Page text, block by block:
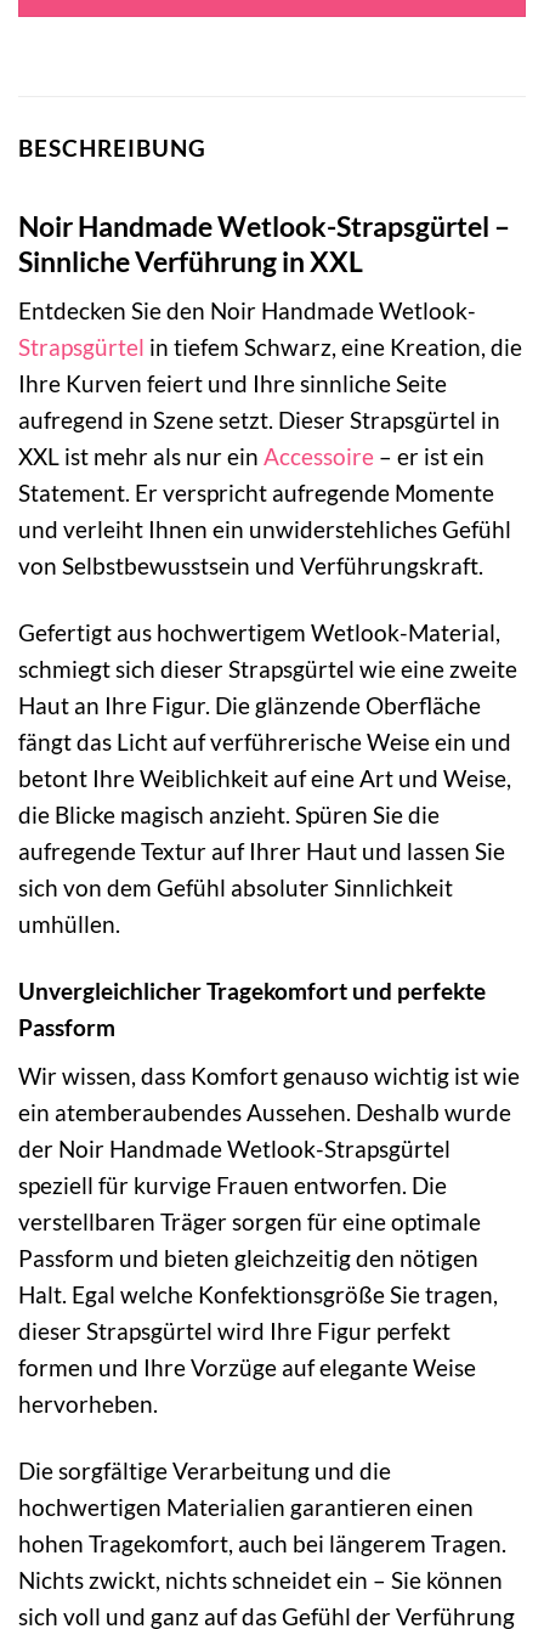
BESCHREIBUNG
Noir Handmade Wetlook-Strapsgürtel –
Sinnliche Verführung in XXL
Entdecken Sie den Noir Handmade Wetlook-
Strapsgürtel in tiefem Schwarz, eine Kreation, die
Ihre Kurven feiert und Ihre sinnliche Seite
aufregend in Szene setzt. Dieser Strapsgürtel in
XXL ist mehr als nur ein Accessoire – er ist ein
Statement. Er verspricht aufregende Momente
und verleiht Ihnen ein unwiderstehliches Gefühl
von Selbstbewusstsein und Verführungskraft.
Gefertigt aus hochwertigem Wetlook-Material,
schmiegt sich dieser Strapsgürtel wie eine zweite
Haut an Ihre Figur. Die glänzende Oberfläche
fängt das Licht auf verführerische Weise ein und
betont Ihre Weiblichkeit auf eine Art und Weise,
die Blicke magisch anzieht. Spüren Sie die
aufregende Textur auf Ihrer Haut und lassen Sie
sich von dem Gefühl absoluter Sinnlichkeit
umhüllen.
Unvergleichlicher Tragekomfort und perfekte
Passform
Wir wissen, dass Komfort genauso wichtig ist wie
ein atemberaubendes Aussehen. Deshalb wurde
der Noir Handmade Wetlook-Strapsgürtel
speziell für kurvige Frauen entworfen. Die
verstellbaren Träger sorgen für eine optimale
Passform und bieten gleichzeitig den nötigen
Halt. Egal welche Konfektionsgröße Sie tragen,
dieser Strapsgürtel wird Ihre Figur perfekt
formen und Ihre Vorzüge auf elegante Weise
hervorheben.
Die sorgfältige Verarbeitung und die
hochwertigen Materialien garantieren einen
hohen Tragekomfort, auch bei längerem Tragen.
Nichts zwickt, nichts schneidet ein – Sie können
sich voll und ganz auf das Gefühl der Verführung